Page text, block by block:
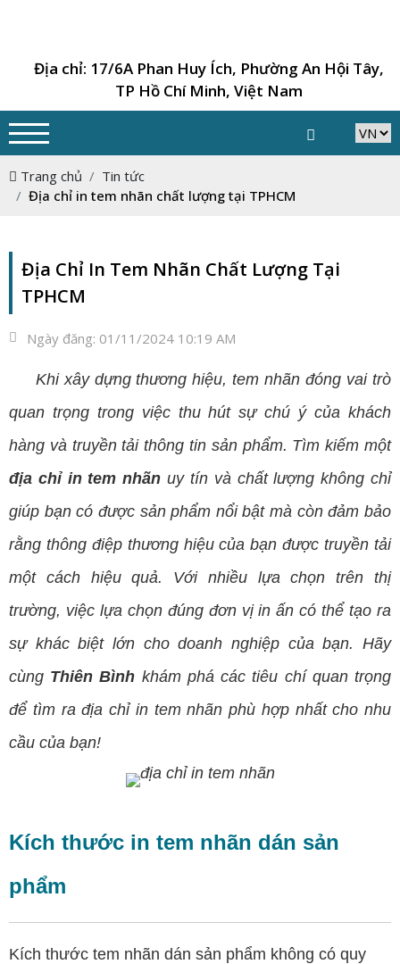
Địa chỉ: 17/6A Phan Huy Ích, Phường An Hội Tây,
TP Hồ Chí Minh, Việt Nam
Trang chủ
Tin tức
Địa chỉ in tem nhãn chất lượng tại TPHCM
Địa Chỉ In Tem Nhãn Chất Lượng Tại
TPHCM
Ngày đăng: 01/11/2024 10:19 AM
Khi xây dựng thương hiệu, tem nhãn đóng vai trò
quan trọng trong việc thu hút sự chú ý của khách
hàng và truyền tải thông tin sản phẩm. Tìm kiếm một
địa chỉ in tem nhãn uy tín và chất lượng không chỉ
giúp bạn có được sản phẩm nổi bật mà còn đảm bảo
rằng thông điệp thương hiệu của bạn được truyền tải
một cách hiệu quả. Với nhiều lựa chọn trên thị
trường, việc lựa chọn đúng đơn vịin ấn có thể tạo ra
sự khác biệt lớn cho doanh nghiệp của bạn. Hãy
cùng Thiên Bình khám phá các tiêu chí quan trọng
để tìm ra địa chỉ in tem nhãn phù hợp nhất cho nhu
cầu của bạn!
Kích thước in tem nhãn dán sản
phẩm
Kích thước tem nhãn dán sản phẩm không có quy